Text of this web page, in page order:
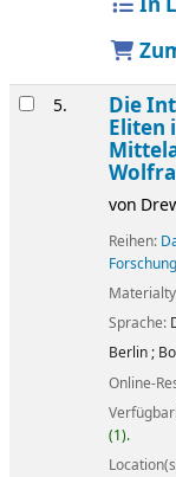
5. Die
Eliten
von
Reihen:
Sprache:
Berlin ;
Online-
(1).